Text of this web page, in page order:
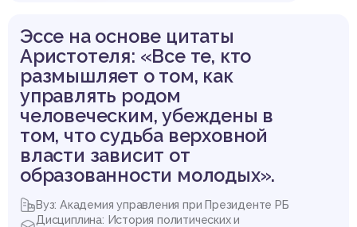
Эссе на основе цитаты
Аристотеля: «Все те, кто
размышляет о том, как
управлять родом
человеческим, убеждены в
том, что судьба верховной
власти зависит от
образованности молодых».
Вуз: Академия управления при Президенте РБ
Дисциплина: История политических и